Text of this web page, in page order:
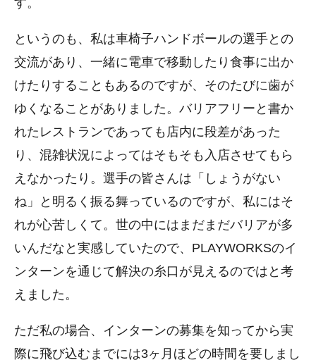
というのも、私は車椅子ハンドボールの選手との
交流があり、一緒に電車で移動したり食事に出か
けたりすることもあるのですが、そのたびに歯が
ゆくなることがありました。バリアフリーと書か
れたレストランであっても店内に段差があった
り、混雑状況によってはそもそも入店させてもら
えなかったり。選手の皆さんは「しょうがない
ね」と明るく振る舞っているのですが、私にはそ
れが心苦しくて。世の中にはまだまだバリアが多
いんだなと実感していたので、PLAYWORKSのイ
ンターンを通じて解決の糸口が見えるのではと考
えました。
ただ私の場合、インターンの募集を知ってから実
際に飛び込むまでには3ヶ月ほどの時間を要しまし